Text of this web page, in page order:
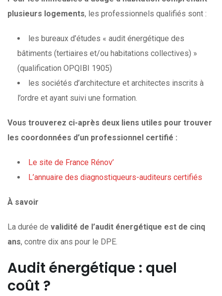
plusieurs logements, les professionnels qualifiés sont :
les bureaux d’études « audit énergétique des
bâtiments (tertiaires et/ou habitations collectives) »
(qualification OPQIBI 1905)
les sociétés d’architecture et architectes inscrits à
l’ordre et ayant suivi une formation.
Vous trouverez ci-après deux liens utiles pour trouver
les coordonnées d’un professionnel certifié :
Le site de France Rénov’
L’annuaire des diagnostiqueurs-auditeurs certifiés
À savoir
La durée de validité de l’audit énergétique est de cinq
ans, contre dix ans pour le DPE.
Audit énergétique : quel
coût ?